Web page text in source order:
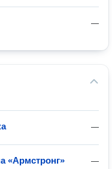
—
—
—
«Армстронг»